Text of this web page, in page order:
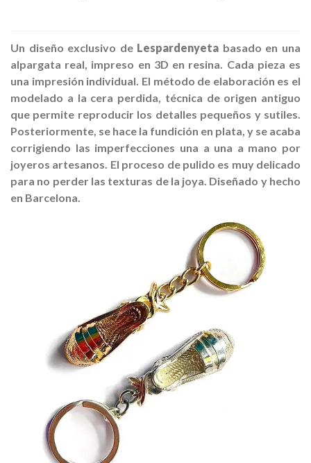
Un diseño exclusivo de Lespardenyeta basado en una
alpargata real, impreso en 3D en resina. Cada pieza es
una impresión individual. El método de elaboración es el
modelado a la cera perdida, técnica de origen antiguo
que permite reproducir los detalles pequeños y sutiles.
Posteriormente, se hace la fundición en plata, y se acaba
corrigiendo las imperfecciones una a una a mano por
joyeros artesanos. El proceso de pulido es muy delicado
para no perder las texturas de la joya. Diseñado y hecho
en Barcelona.